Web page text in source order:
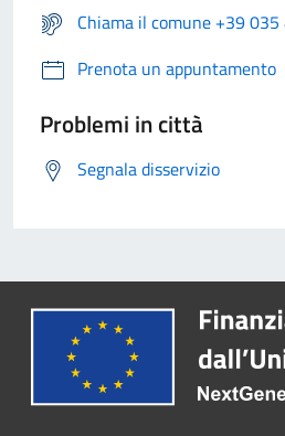
Chiama il comune +39
Prenota un appuntamento
Problemi in città
Segnala disservizio